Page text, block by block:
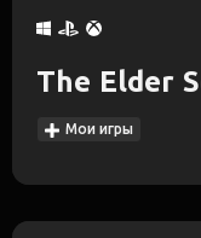
The Elder
Мои игры